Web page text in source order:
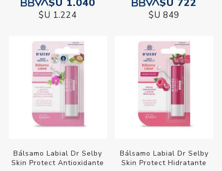
$U 1.224 $U 849
Bálsamo Labial Dr Selby
Skin Protect Antioxidante
Bálsamo Labial Dr Selby
Skin Protect Hidratante